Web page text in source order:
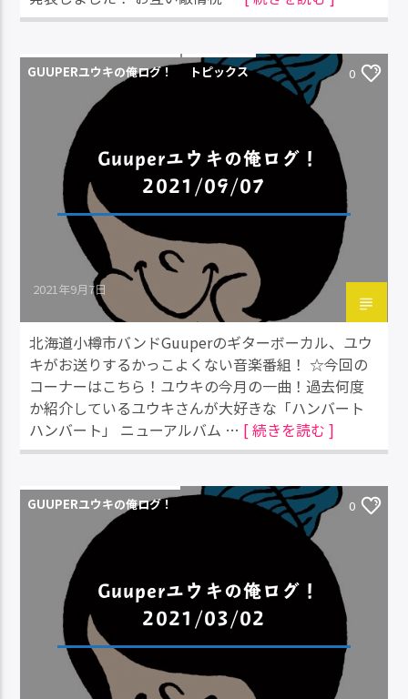
GUUPERユウキの俺ログ！ トピックス 0
Guuperユウキの俺ログ！
2021/09/07
2021年9月7日
北海道小樽市バンドGuuperのギターボーカル、ユウ
キがお送りするかっこよくない音楽番組！ ☆今回の
コーナーはこちら！ユウキの今月の一曲！過去何度
か紹介しているユウキさんが大好きな「ハンバート
ハンバート」 ニューアルバム … [ 続きを読む ]
GUUPERユウキの俺ログ！ 0
Guuperユウキの俺ログ！
2021/03/02